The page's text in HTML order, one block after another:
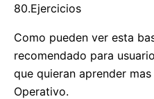
80.Ejercicios
Como pueden ver esta
recomendado para
que quieran aprender
Operativo.